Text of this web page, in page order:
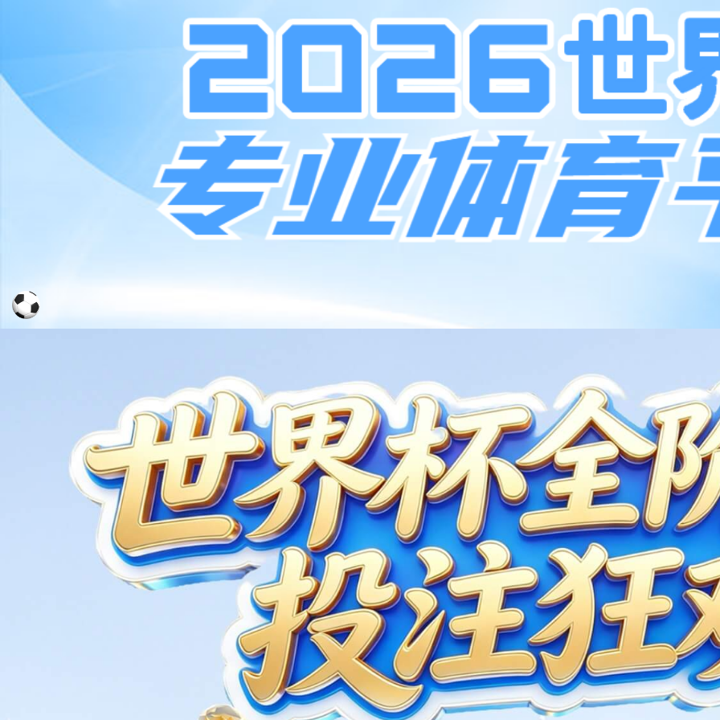
ued体育_ued登录
你正在使用旧版本浏览器。请升级浏览器以获得更好的体验。
Chrome
Firefox
Opera